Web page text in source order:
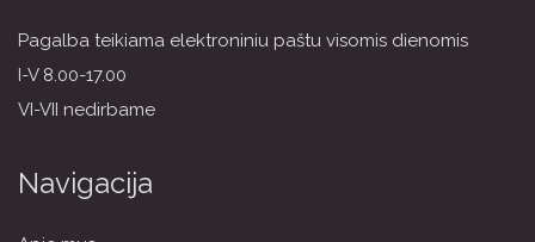
Pagalba teikiama elektroniniu paštu visomis dienomis
I-V 8.00-17.00
VI-VII nedirbame
Navigacija